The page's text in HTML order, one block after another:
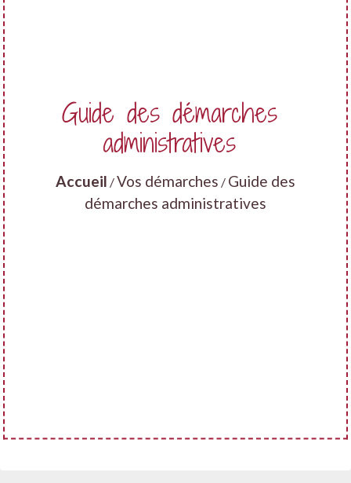
Guide des démarches
administratives
Accueil /Vos démarches / Guide des
démarches administratives